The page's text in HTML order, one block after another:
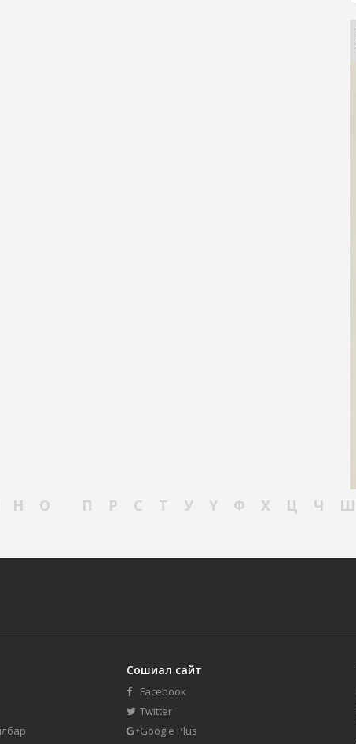
Н О П Р С Т У Ү Ф Х Ц Ч Ш
Сошиал сайт
Facebook
Twitter
Google Plus